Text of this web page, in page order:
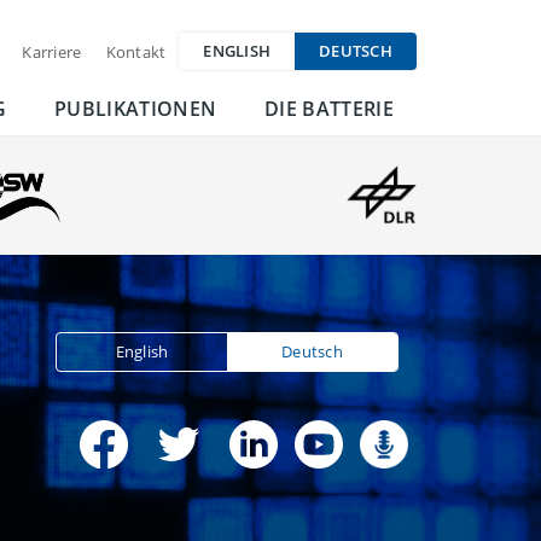
Karriere Kontakt ENGLISH DEUTSCH
PUBLIKATIONEN DIE BATTERIE
English Deutsch